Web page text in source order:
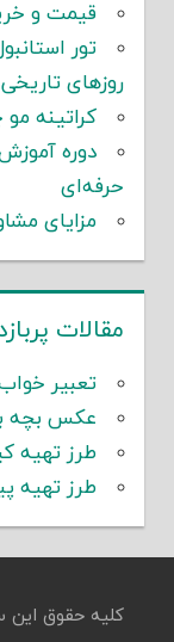
قیمت و
تور
روزهای تاریخی
کراتینه
دوره
حرفه‌ای
مزایای
مقالات
تعبیر
عکس بچه
طرز تهیه
طرز تهیه
کلیه حقوق این